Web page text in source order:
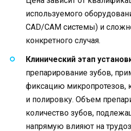
используемого
CAD/CAM системы) и
конкретного случая.
Клинический этап
препарирование зубов,
фиксацию микропротезов,
и полировку. Объем
количество зубов,
напрямую влияют на